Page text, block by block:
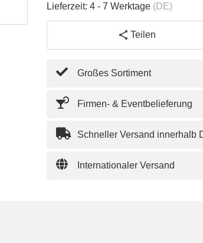
Lieferzeit: 4 - 7 Werktage (DE)
Teilen
Großes Sortiment
Firmen- & Eventbelieferung
Schneller Versand innerhalb
Internationaler Versand